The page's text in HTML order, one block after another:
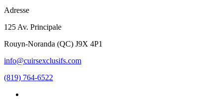
Adresse
125 Av. Principale
Rouyn-Noranda (QC) J9X 4P1
info@cuirsexclusifs.com
(819) 764-6522